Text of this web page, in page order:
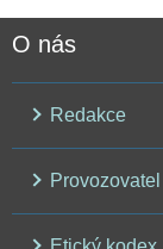
O nás
Redakce